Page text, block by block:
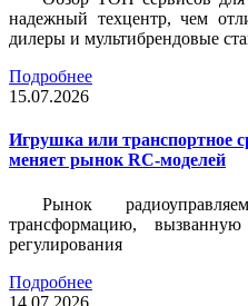
надежный техцентр, чем
дилеры и мультибрендовые
Подробнее
15.07.2026
Игрушка или транспортное
меняет рынок RC-моделей
Рынок
трансформацию, вызванную
регулирования
Подробнее
14.07.2026